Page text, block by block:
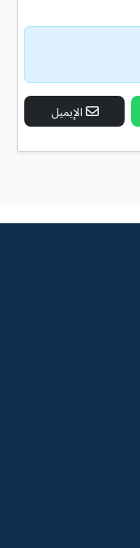
الإيميل